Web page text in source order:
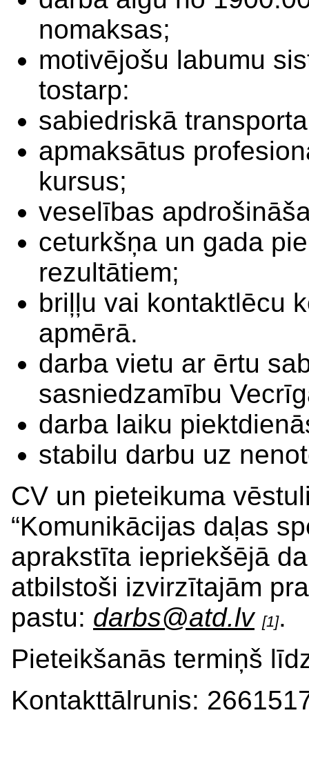
nomaksas;
motivējošu labumu
tostarp:
sabiedriskā
apmaksātus
kursus;
veselības
ceturkšņa un gada
rezultātiem;
briļļu vai kontaktlēcu
apmērā.
darba vietu ar ērtu
sasniedzamību
darba laiku
stabilu darbu uz
CV un pieteikuma
“Komunikācijas daļas
aprakstīta iepriekšējā
atbilstoši izvirzītajām
pastu: darbs@atd.lv [1].
Pieteikšanās termiņš
Kontakttālrunis: